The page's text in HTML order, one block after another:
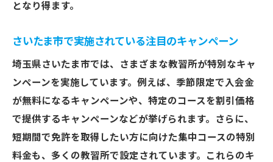
となり得ます。
さいたま市で実施されている注目のキャンペーン
埼玉県さいたま市では、さまざまな教習所が特別なキャ
ンペーンを実施しています。例えば、季節限定で入会金
が無料になるキャンペーンや、特定のコースを割引価格
で提供するキャンペーンなどが挙げられます。さらに、
短期間で免許を取得したい方に向けた集中コースの特別
料金も、多くの教習所で設定されています。これらのキ